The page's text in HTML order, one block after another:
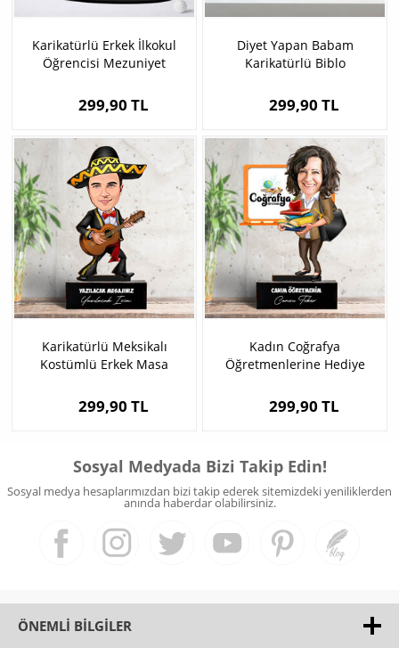
Karikatürlü Erkek İlkokul
Öğrencisi Mezuniyet
299,90 TL
Diyet Yapan Babam
Karikatürlü Biblo
299,90 TL
Karikatürlü Meksikalı
Kostümlü Erkek Masa
299,90 TL
Kadın Coğrafya
Öğretmenlerine Hediye
299,90 TL
Sosyal Medyada Bizi Takip Edin!
Sosyal medya hesaplarımızdan bizi takip ederek sitemizdeki yeniliklerden
anında haberdar olabilirsiniz.
ÖNEMLI BILGILER